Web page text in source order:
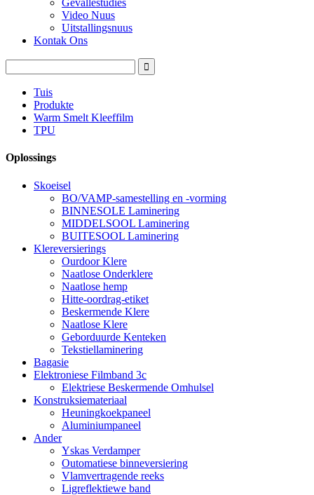
Gevallestudies
Video Nuus
Uitstallingsnuus
Kontak Ons
Tuis
Produkte
Warm Smelt Kleeffilm
TPU
Oplossings
Skoeisel
BO/VAMP-samestelling en -vorming
BINNESOLE Laminering
MIDDELSOOL Laminering
BUITESOOL Laminering
Klereversierings
Ourdoor Klere
Naatlose Onderklere
Naatlose hemp
Hitte-oordrag-etiket
Beskermende Klere
Naatlose Klere
Geborduurde Kenteken
Tekstiellaminering
Bagasie
Elektroniese Filmband 3c
Elektriese Beskermende Omhulsel
Konstruksiemateriaal
Heuningkoekpaneel
Aluminiumpaneel
Ander
Yskas Verdamper
Outomatiese binneversiering
Vlamvertragende reeks
Ligreflektiewe band